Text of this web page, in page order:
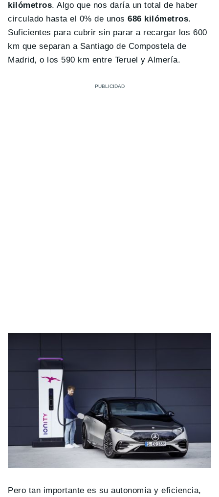
kilómetros. Algo que nos daría un total de haber
circulado hasta el 0% de unos686 kilómetros.
Suficientes para cubrir sin parar a recargar los 600
km que separan a Santiago de Compostela de
Madrid, o los 590 km entre Teruel y Almería.
Pero tan importante es su autonomía y eficiencia,